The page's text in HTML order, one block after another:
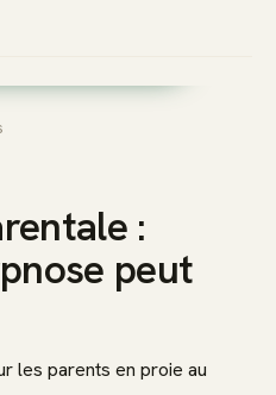
rendez-vous dès
:
peut
les parents en proie au